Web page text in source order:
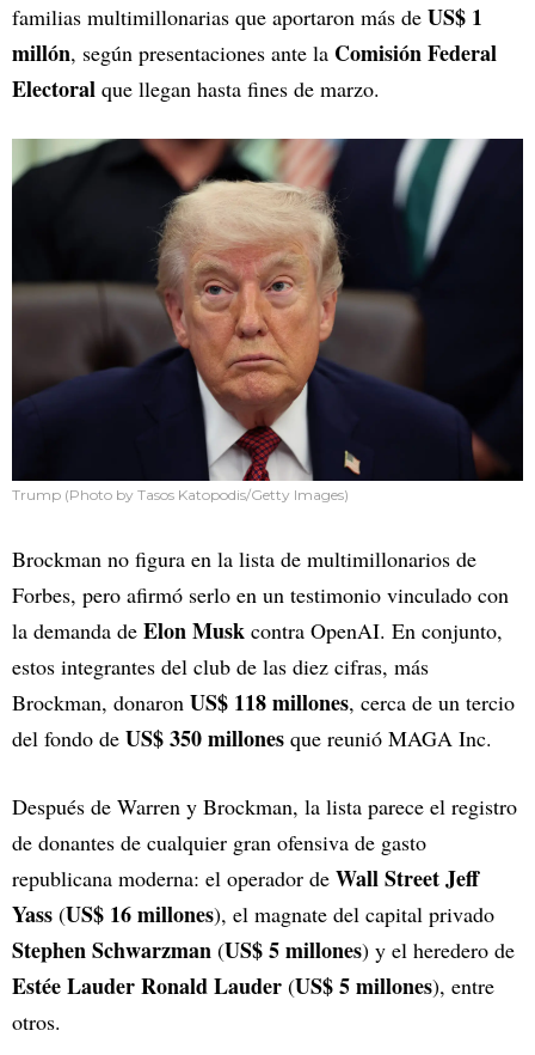
familias multimillonarias que aportaron más de US$ 1
millón, según presentaciones ante la Comisión Federal
Electoral que llegan hasta fines de marzo.
Trump (Photo by Tasos Katopodis/Getty Images)
Brockman no figura en la lista de multimillonarios de
Forbes, pero afirmó serlo en un testimonio vinculado con
la demanda de Elon Musk contra OpenAI. En conjunto,
estos integrantes del club de las diez cifras, más
Brockman, donaron US$ 118 millones, cerca de un tercio
del fondo de US$ 350 millones que reunió MAGA Inc.
Después de Warren y Brockman, la lista parece el registro
de donantes de cualquier gran ofensiva de gasto
republicana moderna: el operador de Wall StreetJeff
Yass (US$ 16 millones), el magnate del capital privado
Stephen Schwarzman (US$ 5 millones) y el heredero de
Estée LauderRonald Lauder (US$ 5 millones), entre
otros.